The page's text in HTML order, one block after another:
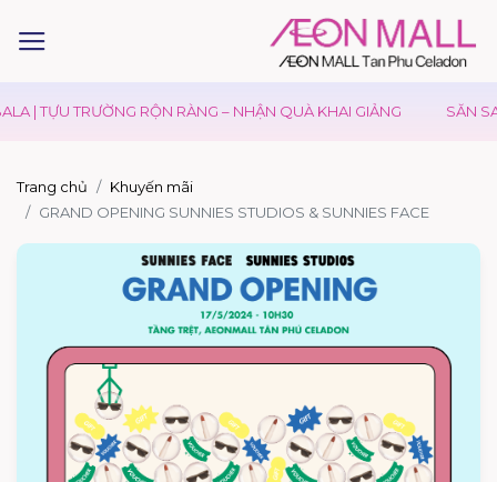
| TỰU TRƯỜNG RỘN RÀNG – NHẬN QUÀ KHAI GIẢNG SĂN
Trang chủ
Khuyến mãi
GRAND OPENING SUNNIES STUDIOS & SUNNIES FACE